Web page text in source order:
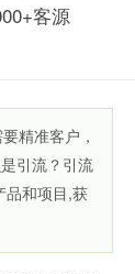
客源
精准客户，
引流？引流
品和项目,获